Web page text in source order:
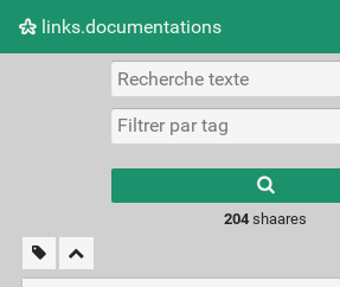
links.documentations
Nuage de tags Mur d'images
204shaares